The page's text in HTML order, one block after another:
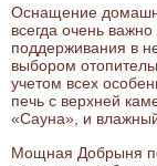
Оснащение
всегда очень
поддерживания в
выбором
учетом всех
печь с верхней
«Сауна», и
Мощная Добрыня